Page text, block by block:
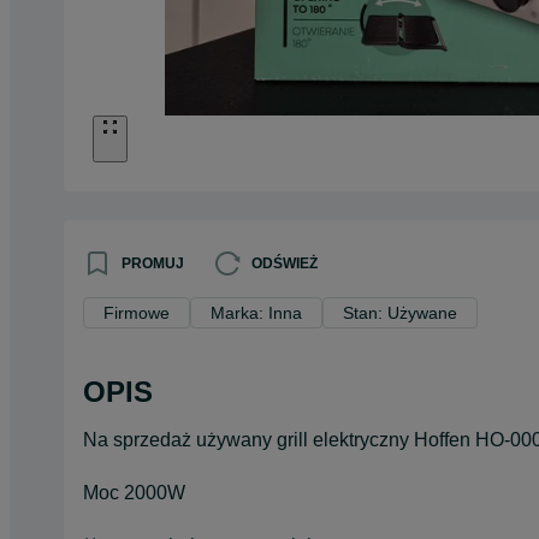
PROMUJ ODŚWIEŻ
Firmowe Marka: Inna Stan: Używane
OPIS
Na sprzedaż używany grill elektryczny Hoffen HO-
Moc 2000W